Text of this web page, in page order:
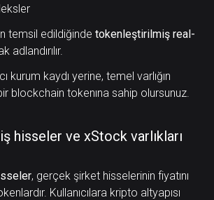
temsil edildiğinde tokenleştirilmiş real-
adlandırılır.
kurum kaydı yerine, temel varlığın
blockchain tokenına sahip olursunuz.
hisseler ve xStock varlıkları
, gerçek şirket hisselerinin fiyatını
Kullanıcılara kripto altyapısı